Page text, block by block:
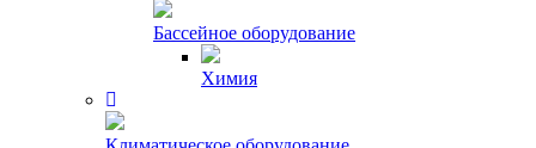
Бассейное оборудование
Химия